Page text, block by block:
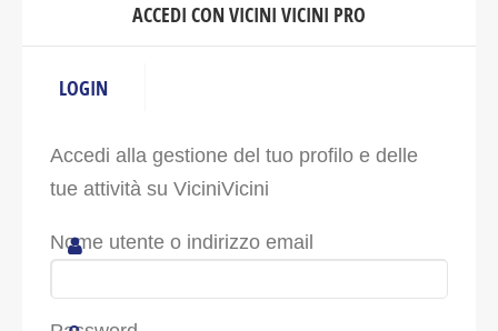
ACCEDI CON VICINI VICINI PRO
LOGIN
Accedi alla gestione del tuo profilo e delle
tue attività su ViciniVicini
Nome utente o indirizzo email